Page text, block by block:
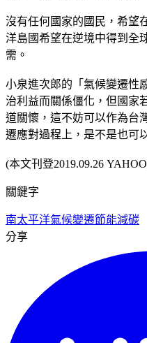
沒有任何國家的國民，希望
洋島國希望在逆境中得到全
需。
小泉進次郎的「氣候變遷性
治利益而關係僵化，但國家
道關懷，這不妨可以作為台
遷應對過程上，是不是也可
(本文刊登2019.09.26
關鍵字
南太平洋氣候變遷節能減碳
分享